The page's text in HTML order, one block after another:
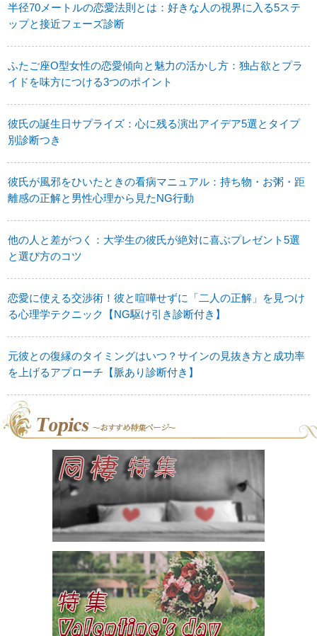
半径70メートルの恋愛法則とは：好きな人の視界に入る5ステ
ップと接近フェーズ診断
ふたご座O型女性の恋愛傾向と魅力の活かし方：独占欲とプラ
イドを味方につける3つのポイント
彼氏の誕生日サプライズ：心に残る演出アイデア5選とタイプ
別診断つき
彼氏が風邪をひいたときの看病マニュアル：持ち物・お粥・距
離感の正解と男性心理から見たNG行動
他の人と差がつく：大学生の彼氏が絶対に喜ぶプレゼント5選
と選び方のコツ
恋愛に使える交渉術！彼と喧嘩せずに「二人の正解」を見つけ
る心理学テクニック【NG駆け引き診断付き】
元彼との復縁のタイミングはいつ？サインの見抜き方と成功率
を上げるアプローチ【脈あり診断付き】